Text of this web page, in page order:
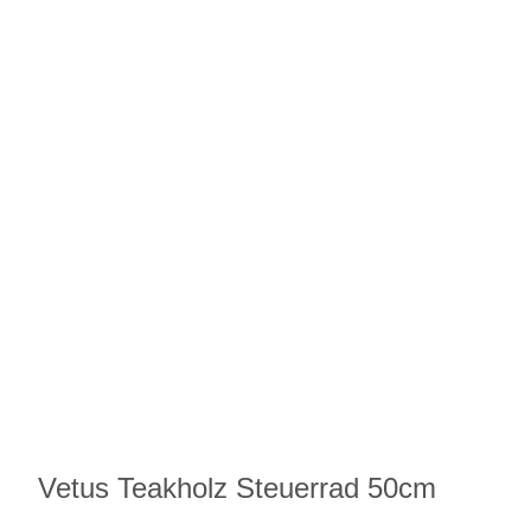
Vetus Teakholz Steuerrad 50cm